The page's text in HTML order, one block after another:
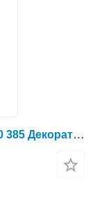
Облицовка Claas Вариант 360 365 380 385 Декоративная накладка на крышку задней двери ЧАСТЬ для пресс-подборщика Claas Variant 360 365 380 385